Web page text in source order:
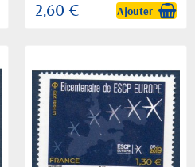
2,60 € Ajouter